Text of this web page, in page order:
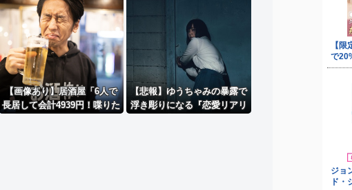
Powered by livedoor 相互RSS
【画像あり】居酒屋「6人で
長居して会計4939円！喋りた
【悲報】ゆうちゃみの暴露で
浮き彫りになる『恋愛リアリ